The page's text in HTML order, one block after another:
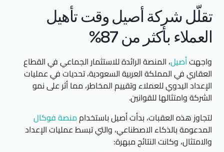
تقلّل شركة أصيل وقت تأهيل
العملاء بأكثر من 87%
واجهتأصيل، المنصة الرائدة للاستثمار الجماعي في القطاع
العقاري في المملكة العربية السعودية، تحديات في عمليات
الإعداد اليدوي للعملاء وتقييم المخاطر، مما أثر على نمو
الشركة وامتثالها للقوانين.
لتجاوز هذه العقبات، بدأت أصيل باستخداممنصة فوكال
المدعومة بالذكاء الاصطناعي، والتي تبسط عمليات الإعداد
والامتثال، وكانت النتائج مبهرة: